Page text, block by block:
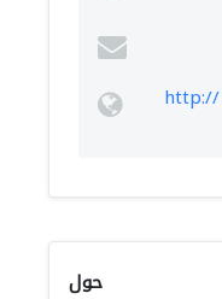
http://
حول